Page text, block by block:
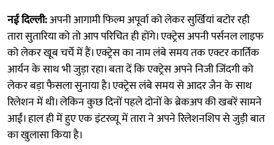
नई दिल्ली:अपनी आगामी फ‌िल्म अपूर्वा को लेकर सुर्खियां बटोर रही
तारा सुतारिया को तो आप परिचित ही होंगे। एक्ट्रेस अपनी पर्सनल लाइफ
को लेकर खूब चर्चे में हैं। एक्ट्रेस का नाम लंबे समय तक एक्टर कार्तिक
आर्यन के साथ भी जुड़ा रहा। बता दें क‌ि एक्‍ट्रेस अपने निजी जिंदगी को
लेकर बड़ा फैसला सुनाया है। एक्ट्रेस लंबे समय से आदर जैन के साथ
रिलेशन में थी। लेकिन कुछ दिनों पहले दोनों के ब्रेकअप की खबरें सामने
आईं। हाल ही में हुए एक इंटरव्यू में तारा ने अपने रिलेशनशिप से जुड़ी बात
का खुलासा क‌िया है।